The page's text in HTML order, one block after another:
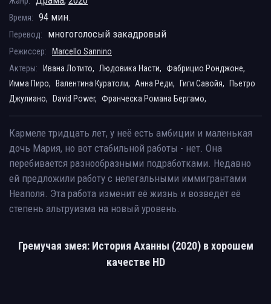
Время: 94 мин.
Перевод: многоголосый закадровый
Режиссер:
Marcello Sannino
Актеры:
Ивана Лотито, Людовика Насти, Фабрицио Ронджоне,
Имма Пиро,
Валентина Куратоли, Анна Реди, Гиги Савойя,
Пьетро
Джулиано,
David Power, Франческа Романа Бергамо,
Кармеле тридцать лет, у неё есть амбиции и маленькая
дочь Мария, но вот стабильной работы - нет. Она
перебивается разнообразными подработками. Недавно
ей предложили работу с нелегальными иммигрантами
Неаполя. Эта работа изменит её жизнь и возведёт её
степень альтруизма на новый уровень.
Гремучая змея: История Аханны (2020) в хорошем
качестве HD